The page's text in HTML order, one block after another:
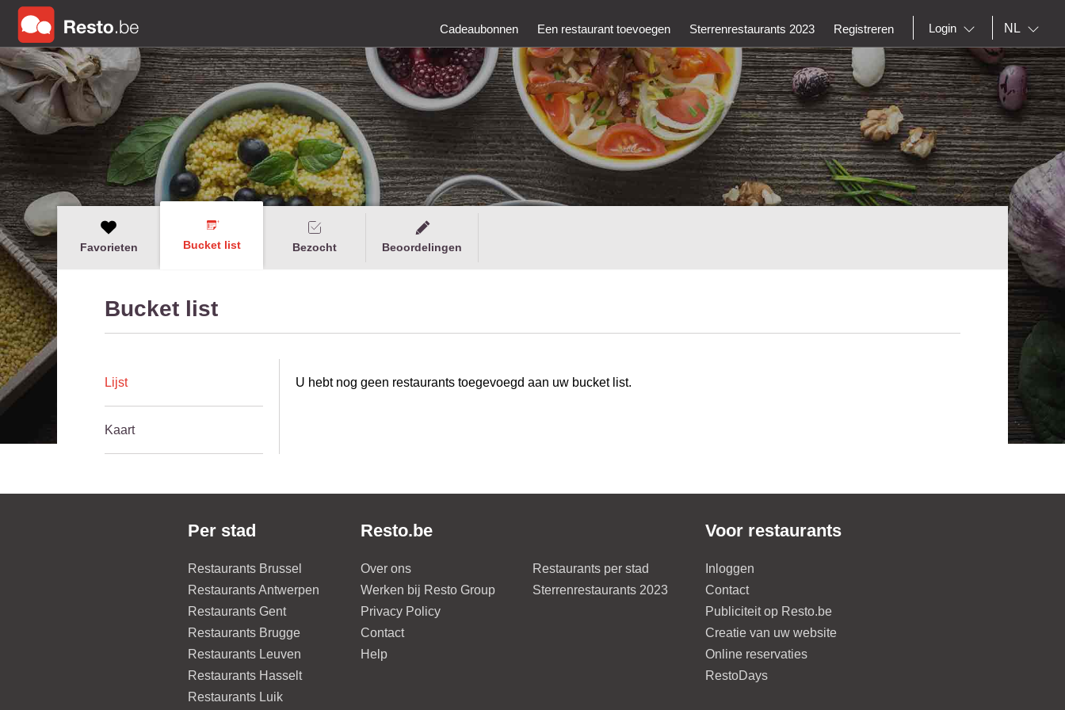
Cadeaubonnen Een restaurant toevoegen Sterrenrestaurants 2023 Registreren Login NL
Favorieten Bucket list Bezocht Beoordelingen
Bucket list
Lijst
Kaart
U hebt nog geen restaurants toegevoegd aan uw bucket list.
Per stad
Restaurants Brussel
Restaurants Antwerpen
Restaurants Gent
Restaurants Brugge
Restaurants Leuven
Restaurants Hasselt
Restaurants Luik
Resto.be
Over ons
Werken bij Resto Group
Privacy Policy
Contact
Help
Restaurants per stad
Sterrenrestaurants 2023
Voor restaurants
Inloggen
Contact
Publiciteit op Resto.be
Creatie van uw website
Online reservaties
RestoDays